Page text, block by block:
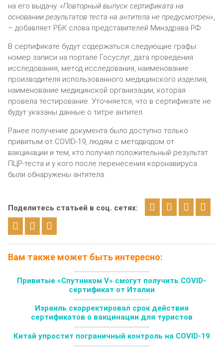
на его выдачу. «Повторный выпуск сертификата на
основании результатов теста на антитела не предусмотрен»
– добавляет РБК слова представителей Минздрава РФ.
В сертификате будут содержаться следующие графы:
номер записи на портале Госуслуг, дата проведения
исследования, метод исследования, наименование
производителя использованного медицинского изделия,
наименование медицинской организации, которая
провела тестирование. Уточняется, что в сертификате не
будут указаны данные о титре антител.
Ранее получение документа было доступно только
привитым от COVID-19, людям с методводом от
вакцинации и тем, кто получил положительный результат
ПЦР-теста и у кого после перенесения коронавируса
были обнаружены антитела.
Поделитесь статьей в соц. сетях:
Вам также может быть интересно:
Привитые «Спутником V» смогут получить COVID-
сертификат от Италии
Израиль скорректировал срок действия
сертификатов о вакцинации для туристов
Китай упростит пограничный контроль на COVID-19